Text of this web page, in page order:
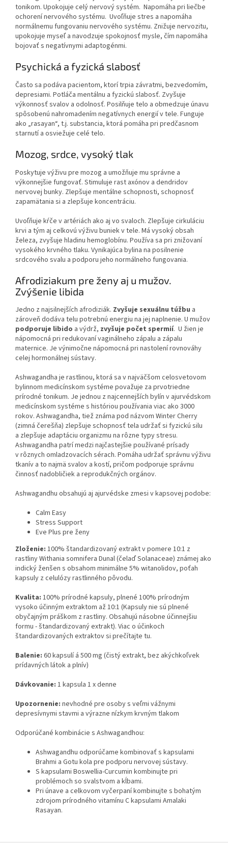
tonikom. Upokojuje celý nervový systém. Napomáha pri liečbe
ochorení nervového systému. Uvoľňuje stres a napomáha
normálnemu fungovaniu nervového systému. Znižuje nervozitu,
upokojuje myseľ a navodzuje spokojnosť mysle, čím napomáha
bojovať s negatívnymi adaptogénmi.
Psychická a fyzická slabosť
Často sa podáva pacientom, ktorí trpia závratmi, bezvedomím,
depresiami. Potláča mentálnu a fyzickú slabosť. Zvyšuje
výkonnosť svalov a odolnosť. Posilňuje telo a obmedzuje únavu
spôsobenú nahromadením negatívnych energií v tele. Funguje
ako „rasayan“, t.j. substancia, ktorá pomáha pri predčasnom
starnutí a osviežuje celé telo.
Mozog, srdce, vysoký tlak
Poskytuje výživu pre mozog a umožňuje mu správne a
výkonnejšie fungovať. Stimuluje rast axónov a dendridov
nervovej bunky. Zlepšuje mentálne schopnosti, schopnosť
zapamätania si a zlepšuje koncentráciu.
Uvoľňuje kŕče v artériách ako aj vo svaloch. Zlepšuje cirkuláciu
krvi a tým aj celkovú výživu buniek v tele. Má vysoký obsah
železa, zvyšuje hladinu hemoglobínu. Používa sa pri znižovaní
vysokého krvného tlaku. Vynikajúca bylina na posilnenie
srdcového svalu a podporu jeho normálneho fungovania.
Afrodiziakum pre ženy aj u mužov.
Zvýšenie libida
Jedno z najsilnejších afrodiziák. Zvyšuje sexuálnu túžbu a
zároveň dodáva telu potrebnú energiu na jej naplnenie. U mužov
podporuje libido a výdrž, zvyšuje počet spermií. U žien je
nápomocná pri redukovaní vaginálneho zápalu a zápalu
maternice. Je výnimočne nápomocná pri nastolení rovnováhy
celej hormonálnej sústavy.
Ashwagandha je rastlinou, ktorá sa v najväčšom celosvetovom
bylinnom medicínskom systéme považuje za prvotriedne
prírodné tonikum. Je jednou z najcennejších bylín v ajurvédskom
medicínskom systéme s históriou používania viac ako 3000
rokov. Ashwagandha, tiež známa pod názvom Winter Cherry
(zimná čerešňa) zlepšuje schopnosť tela udržať si fyzickú silu
a zlepšuje adaptáciu organizmu na rôzne typy stresu.
Ashwagandha patrí medzi najčastejšie používané prísady
v rôznych omladzovacích sérach. Pomáha udržať správnu výživu
tkanív a to najmä svalov a kostí, pričom podporuje správnu
činnosť nadobličiek a reprodukčných orgánov.
Ashwagandhu obsahujú aj ajurvédske zmesi v kapsovej podobe:
Calm Easy
Stress Support
Eve Plus pre ženy
Zloženie: 100% štandardizovaný extrakt v pomere 10:1 z
rastliny Withania somnifera Dunal (čelaď Solanaceae) známej ako
indický ženšen s obsahom minimálne 5% witanolidov, poťah
kapsuly z celulózy rastlinného pôvodu.
Kvalita: 100% prírodné kapsuly, plnené 100% prírodným
vysoko účinným extraktom až 10:1 (Kapsuly nie sú plnené
obyčajným práškom z rastliny. Obsahujú násobne účinnejšiu
formu - štandardizovaný extrakt). Viac o účinkoch
štandardizovaných extraktov si prečítajte tu.
Balenie: 60 kapsulí á 500 mg (čistý extrakt, bez akýchkoľvek
prídavných látok a plnív)
Dávkovanie: 1 kapsula 1 x denne
Upozornenie: nevhodné pre osoby s veľmi vážnymi
depresívnymi stavmi a výrazne nízkym krvným tlakom
Odporúčané kombinácie s Ashwagandhou:
Ashwagandhu odporúčame kombinovať s kapsulami
Brahmi a Gotu kola pre podporu nervovej sústavy.
S kapsulami Boswellia-Curcumin kombinujte pri
problémoch so svalstvom a kĺbami.
Pri únave a celkovom vyčerpaní kombinujte s bohatým
zdrojom prírodného vitamínu C kapsulami Amalaki
Rasayan.